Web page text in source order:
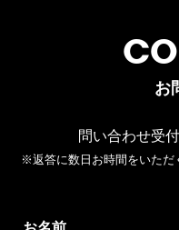
お
問い合わせ受
※返答に数日お時間をいただ